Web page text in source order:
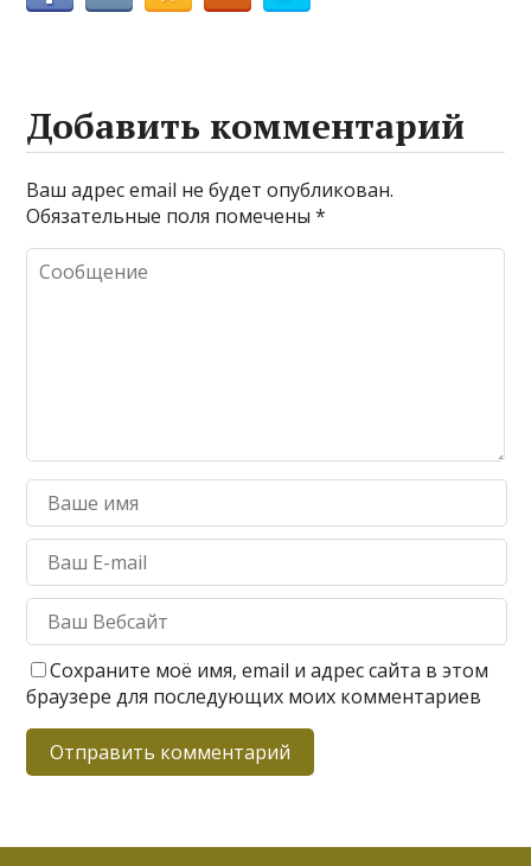
Добавить комментарий
Ваш адрес email не будет опубликован.
Обязательные поля помечены*
Сохраните моё имя, email и адрес сайта в этом
браузере для последующих моих комментариев